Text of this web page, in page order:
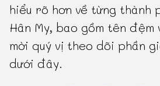
hiểu rõ hơn về từng thành
Hân My, bao gồm tên
mời quý vị theo dõi phần
dưới đây.